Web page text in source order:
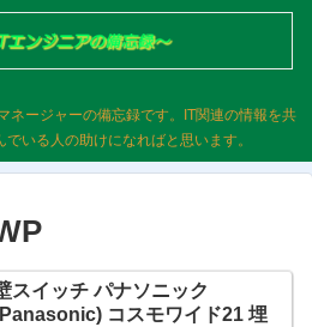
ネージャーの備忘録です。IT関連の情報を共
いる人の助けになればと思います。
スイッチ パナソニック
コスモワイド21 埋